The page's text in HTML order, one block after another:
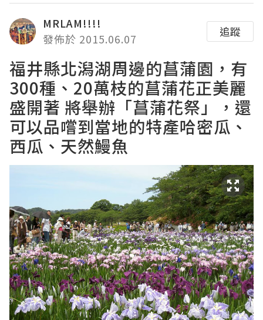
MRLAM!!!!
發佈於 2015.06.07
追蹤
福井縣北潟湖周邊的菖蒲園，有
300種、20萬枝的菖蒲花正美麗
盛開著 將舉辦「菖蒲花祭」，還
可以品嚐到當地的特產哈密瓜、
西瓜、天然鰻魚